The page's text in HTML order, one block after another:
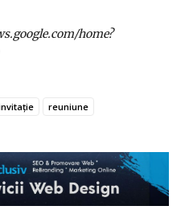
home?
reuniune